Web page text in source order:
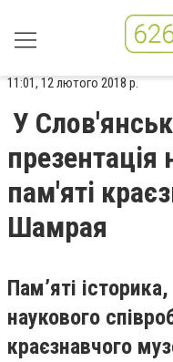
11:01, 12 лютого 2018 р.
У
пам'яті
Шамрая
Пам’яті
наукового
краєзнавчого